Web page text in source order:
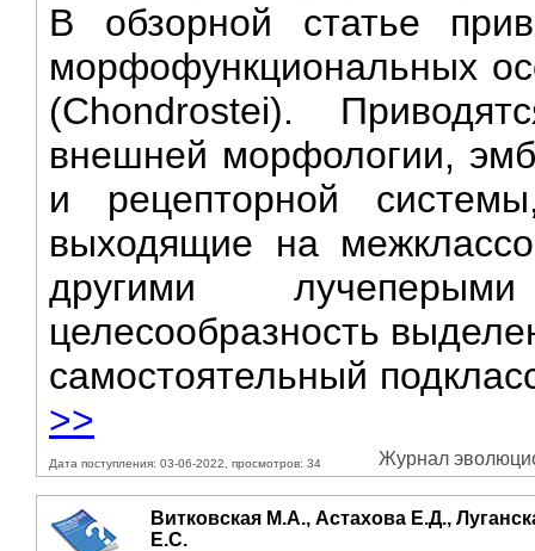
В обзорной статье
морфофункциональных
(Chondrostei).
внешней морфологии,
и рецепторной
выходящие на
другими
целесообразность
самостоятельный
>>
Дата поступления: 03-06-2022, просмотров: 34 Журнал
Витковская М.А., Астахова Е.Д.,
Е.С.